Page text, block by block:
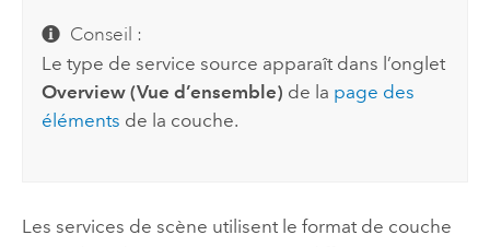
Conseil :
Le type de service source apparaît dans l’onglet
Overview (Vue d’ensemble) de la page des
éléments de la couche.
Les services de scène utilisent le format de couche